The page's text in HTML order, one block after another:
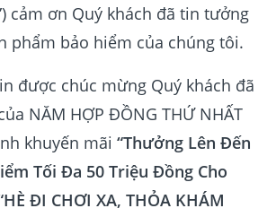
cảm ơn Quý khách đã tin tưởng
phẩm bảo hiểm của chúng tôi.
được chúc mừng Quý khách đã
NĂM HỢP ĐỒNG THỨ NHẤT
khuyến mãi “Thưởng Lên Đến
Tối Đa 50 Triệu Đồng Cho
ĐI CHƠI XA, THỎA KHÁM